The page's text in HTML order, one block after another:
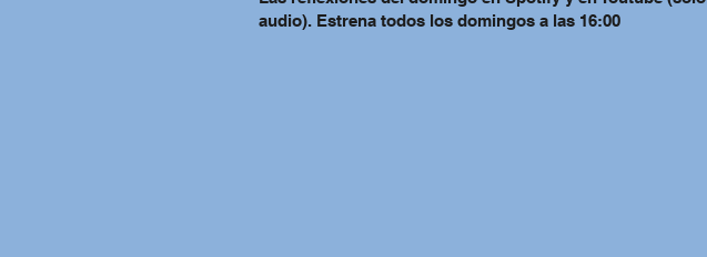
audio). Estrena todos los domingos a las 16:00